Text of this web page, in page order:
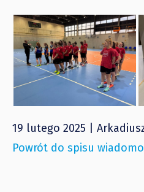
19 lutego 2025 |
Powrót do spisu